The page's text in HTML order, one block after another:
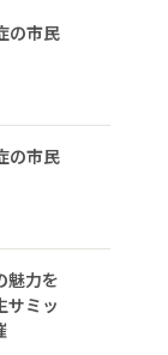
の市民
の市民
魅力を
ミッ